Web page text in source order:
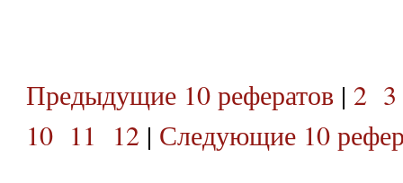
Предыдущие 10 рефератов | 2 3
10 11 12 | Следующие 10